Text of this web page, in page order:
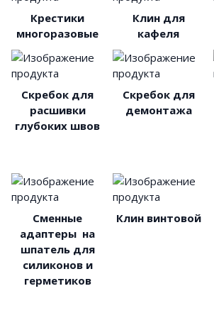
Крестики
многоразовые
Клин для
кафеля
Скребок для
расшивки
глубоких швов
Скребок для
демонтажа
Сменные
адаптеры на
шпатель для
силиконов и
герметиков
Клин винтовой